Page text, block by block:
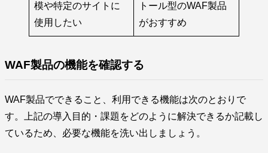
模や特定のサイトに
使用したい
トール型のWAF製品
がおすすめ
WAF製品の機能を確認する
WAF製品でできること、利用できる機能は次のとおりで
す。上記の導入目的・課題をどのように解決できるか記載し
ているため、必要な機能を洗い出しましょう。